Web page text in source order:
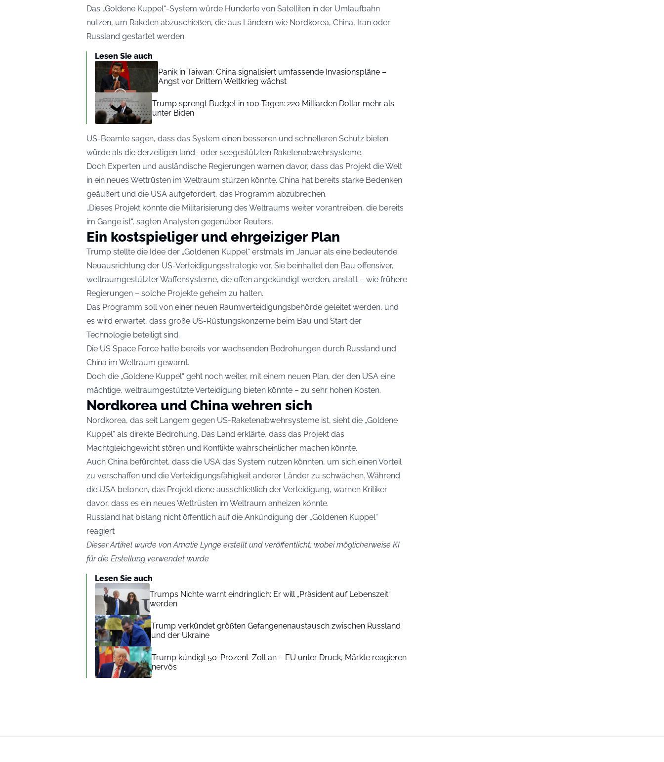
Das „Goldene Kuppel“-System würde Hunderte von Satelliten in der Umlaufbahn
nutzen, um Raketen abzuschießen, die aus Ländern wie Nordkorea, China, Iran oder
Russland gestartet werden.
Lesen Sie auch
Panik in Taiwan: China signalisiert umfassende Invasionspläne –
Angst vor Drittem Weltkrieg wächst
Trump sprengt Budget in 100 Tagen: 220 Milliarden Dollar mehr als
unter Biden
US-Beamte sagen, dass das System einen besseren und schnelleren Schutz bieten
würde als die derzeitigen land- oder seegestützten Raketenabwehrsysteme.
Doch Experten und ausländische Regierungen warnen davor, dass das Projekt die Welt
in ein neues Wettrüsten im Weltraum stürzen könnte. China hat bereits starke Bedenken
geäußert und die USA aufgefordert, das Programm abzubrechen.
„Dieses Projekt könnte die Militarisierung des Weltraums weiter vorantreiben, die bereits
im Gange ist“, sagten Analysten gegenüber Reuters.
Ein kostspieliger und ehrgeiziger Plan
Trump stellte die Idee der „Goldenen Kuppel“ erstmals im Januar als eine bedeutende
Neuausrichtung der US-Verteidigungsstrategie vor. Sie beinhaltet den Bau offensiver,
weltraumgestützter Waffensysteme, die offen angekündigt werden, anstatt – wie frühere
Regierungen – solche Projekte geheim zu halten.
Das Programm soll von einer neuen Raumverteidigungsbehörde geleitet werden, und
es wird erwartet, dass große US-Rüstungskonzerne beim Bau und Start der
Technologie beteiligt sind.
Die US Space Force hatte bereits vor wachsenden Bedrohungen durch Russland und
China im Weltraum gewarnt.
Doch die „Goldene Kuppel“ geht noch weiter, mit einem neuen Plan, der den USA eine
mächtige, weltraumgestützte Verteidigung bieten könnte – zu sehr hohen Kosten.
Nordkorea und China wehren sich
Nordkorea, das seit Langem gegen US-Raketenabwehrsysteme ist, sieht die „Goldene
Kuppel“ als direkte Bedrohung. Das Land erklärte, dass das Projekt das
Machtgleichgewicht stören und Konflikte wahrscheinlicher machen könnte.
Auch China befürchtet, dass die USA das System nutzen könnten, um sich einen Vorteil
zu verschaffen und die Verteidigungsfähigkeit anderer Länder zu schwächen. Während
die USA betonen, das Projekt diene ausschließlich der Verteidigung, warnen Kritiker
davor, dass es ein neues Wettrüsten im Weltraum anheizen könnte.
Russland hat bislang nicht öffentlich auf die Ankündigung der „Goldenen Kuppel“
reagiert
Dieser Artikel wurde von Amalie Lynge erstellt und veröffentlicht, wobei möglicherweise KI
für die Erstellung verwendet wurde
Lesen Sie auch
Trumps Nichte warnt eindringlich: Er will „Präsident auf Lebenszeit“
werden
Trump verkündet größten Gefangenenaustausch zwischen Russland
und der Ukraine
Trump kündigt 50-Prozent-Zoll an – EU unter Druck, Märkte reagieren
nervös